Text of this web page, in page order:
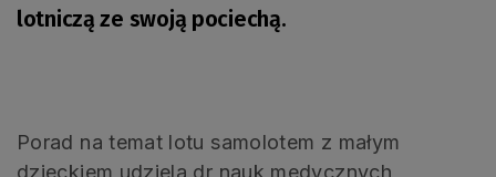
lotniczą ze swoją pociechą.
Porad na temat lotu samolotem z małym
dzieckiem udziela dr nauk medycznych